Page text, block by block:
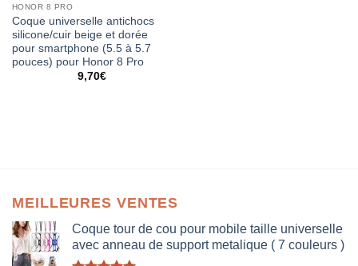
HONOR 8 PRO
Coque universelle antichocs
silicone/cuir beige et dorée
pour smartphone (5.5 à 5.7
pouces) pour Honor 8 Pro
9,70€
MEILLEURES VENTES
Coque tour de cou pour mobile taille universelle
avec anneau de support metalique ( 7 couleurs )